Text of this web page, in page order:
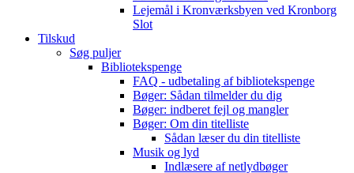
Lejemål i Kronværksbyen ved Kronborg
Slot
Tilskud
Søg puljer
Bibliotekspenge
FAQ - udbetaling af bibliotekspenge
Bøger: Sådan tilmelder du dig
Bøger: indberet fejl og mangler
Bøger: Om din titelliste
Sådan læser du din titelliste
Musik og lyd
Indlæsere af netlydbøger